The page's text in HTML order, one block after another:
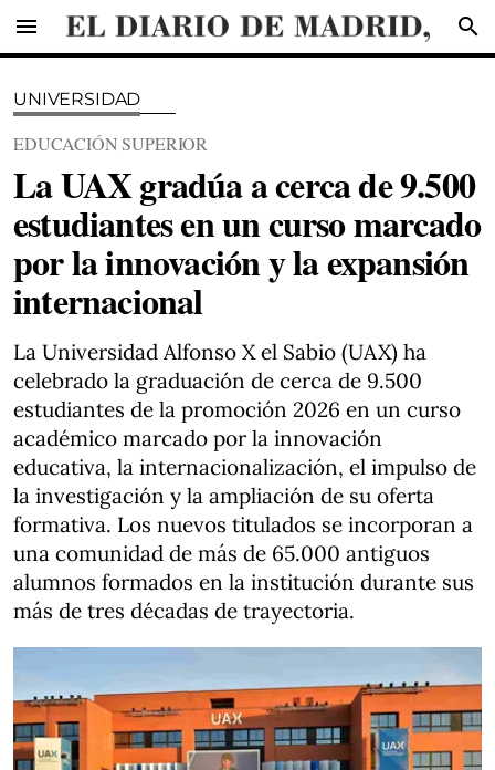
menu search
UNIVERSIDAD
EDUCACIÓN SUPERIOR
La UAX gradúa a cerca de 9.500
estudiantes en un curso marcado
por la innovación y la expansión
internacional
La Universidad Alfonso X el Sabio (UAX) ha
celebrado la graduación de cerca de 9.500
estudiantes de la promoción 2026 en un curso
académico marcado por la innovación
educativa, la internacionalización, el impulso de
la investigación y la ampliación de su oferta
formativa. Los nuevos titulados se incorporan a
una comunidad de más de 65.000 antiguos
alumnos formados en la institución durante sus
más de tres décadas de trayectoria.